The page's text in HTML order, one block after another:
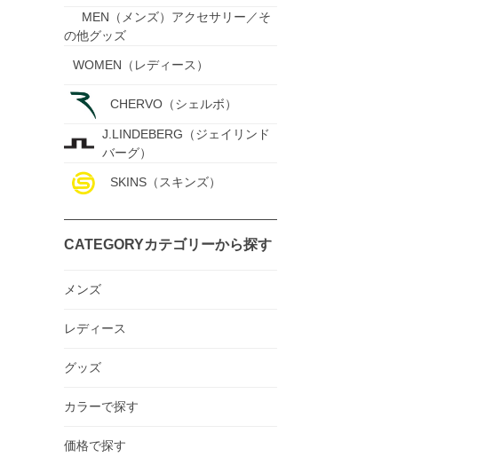
MEN（メンズ）アクセサリー／そ
の他グッズ
WOMEN（レディース）
CHERVO（シェルボ）
J.LINDEBERG（ジェイリンド
バーグ）
SKINS（スキンズ）
CATEGORYカテゴリーから探す
メンズ
レディース
グッズ
カラーで探す
価格で探す